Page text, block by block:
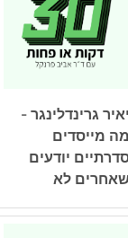
גרינדלינגר -
מייסדים
יודעים
לא